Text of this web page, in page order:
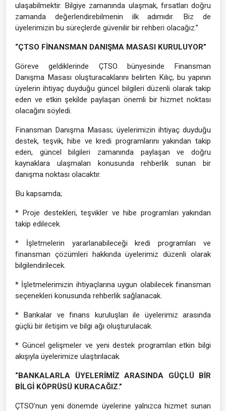
ulaşabilmektir. Bilgiye zamanında ulaşmak, fırsatları doğru
zamanda değerlendirebilmenin ilk adımıdır. Biz de
üyelerimizin bu süreçlerde güvenilir bir rehberi olacağız.”
“ÇTSO FİNANSMAN DANIŞMA MASASI KURULUYOR”
Göreve geldiklerinde ÇTSO bünyesinde Finansman
Danışma Masası oluşturacaklarını belirten Kılıç, bu yapının
üyelerin ihtiyaç duyduğu güncel bilgileri düzenli olarak takip
eden ve etkin şekilde paylaşan önemli bir hizmet noktası
olacağını söyledi.
Finansman Danışma Masası; üyelerimizin ihtiyaç duyduğu
destek, teşvik, hibe ve kredi programlarını yakından takip
eden, güncel bilgileri zamanında paylaşan ve doğru
kaynaklara ulaşmaları konusunda rehberlik sunan bir
danışma noktası olacaktır.
Bu kapsamda;
* Proje destekleri, teşvikler ve hibe programları yakından
takip edilecek.
* İşletmelerin yararlanabileceği kredi programları ve
finansman çözümleri hakkında üyelerimiz düzenli olarak
bilgilendirilecek.
* İşletmelerimizin ihtiyaçlarına uygun olabilecek finansman
seçenekleri konusunda rehberlik sağlanacak.
* Bankalar ve finans kuruluşları ile üyelerimiz arasında
güçlü bir iletişim ve bilgi ağı oluşturulacak.
* Güncel gelişmeler ve yeni destek programları etkin bilgi
akışıyla üyelerimize ulaştırılacak.
“BANKALARLA ÜYELERİMİZ ARASINDA GÜÇLÜ BİR
BİLGİ KÖPRÜSÜ KURACAĞIZ.”
ÇTSO’nun yeni dönemde üyelerine yalnızca hizmet sunan